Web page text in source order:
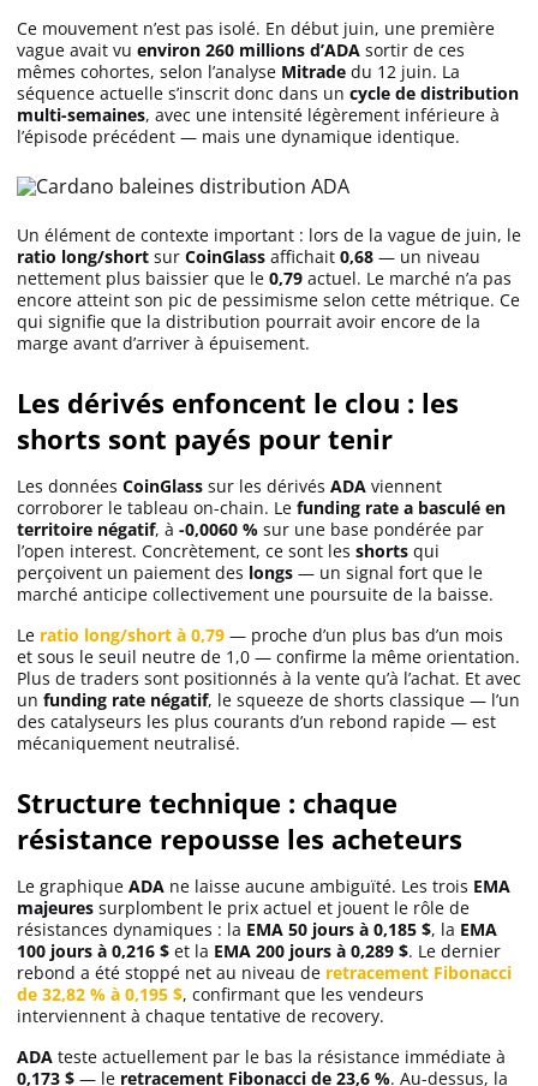
Apprendre
Indicateurs techniques
Investir
Meilleures plateformes
Meilleurs wallets
Ce mouvement n’est pas isolé. En début juin, une première
vague avait vu environ 260 millions d’ADA sortir de ces
mêmes cohortes, selon l’analyse Mitrade du 12 juin. La
séquence actuelle s’inscrit donc dans un cycle de distribution
multi-semaines, avec une intensité légèrement inférieure à
l’épisode précédent — mais une dynamique identique.
Un élément de contexte important : lors de la vague de juin, le
ratio long/short sur CoinGlass affichait 0,68 — un niveau
nettement plus baissier que le 0,79 actuel. Le marché n’a pas
encore atteint son pic de pessimisme selon cette métrique. Ce
qui signifie que la distribution pourrait avoir encore de la
marge avant d’arriver à épuisement.
Les dérivés enfoncent le clou : les
shorts sont payés pour tenir
Les données CoinGlass sur les dérivés ADA viennent
corroborer le tableau on-chain. Le funding rate a basculé en
territoire négatif, à -0,0060 % sur une base pondérée par
l’open interest. Concrètement, ce sont les shorts qui
perçoivent un paiement des longs — un signal fort que le
marché anticipe collectivement une poursuite de la baisse.
Le ratio long/short à 0,79 — proche d’un plus bas d’un mois
et sous le seuil neutre de 1,0 — confirme la même orientation.
Plus de traders sont positionnés à la vente qu’à l’achat. Et avec
un funding rate négatif, le squeeze de shorts classique — l’un
des catalyseurs les plus courants d’un rebond rapide — est
mécaniquement neutralisé.
Structure technique : chaque
résistance repousse les acheteurs
Le graphique ADA ne laisse aucune ambiguïté. Les trois EMA
majeures surplombent le prix actuel et jouent le rôle de
résistances dynamiques : la EMA 50 jours à 0,185 $, la EMA
100 jours à 0,216 $ et la EMA 200 jours à 0,289 $. Le dernier
rebond a été stoppé net au niveau de retracement Fibonacci
de 32,82 % à 0,195 $, confirmant que les vendeurs
interviennent à chaque tentative de recovery.
ADA teste actuellement par le bas la résistance immédiate à
0,173 $ — le retracement Fibonacci de 23,6 %. Au-dessus, la